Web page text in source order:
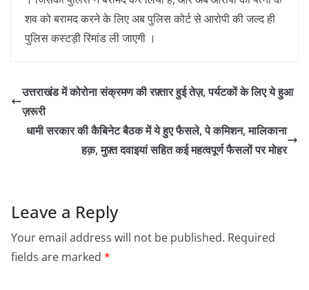
शव को बरामद करने के लिए अब पुलिस कोर्ट से आरोपी की जल्द ही
पुलिस कस्टड़ी रिमांड ली जाएगी ।
उत्तराखंड में कोरोना संक्रमण की रफ़्तार हुई तेज़, पर्यटकों के लिए ये हुआ
ज़रूरी
धामी सरकार की कैबिनेट बैठक में ये हुए फैसले, पे कमिशन, मालिकाना
हक़, मुफ़्त दवाइयां सहित कई महत्वपूर्ण फैसलों पर मोहर
Leave a Reply
Your email address will not be published. Required
fields are marked *